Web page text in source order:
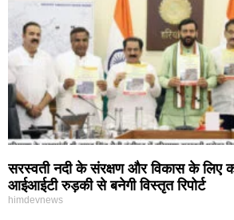
सरस्वती नदी के संरक्षण और विकास के
आईआईटी रुड़की से बनेगी विस्तृत रिपोर्ट
himdevnews